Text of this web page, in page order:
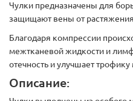
Чулки предназначены для
защищают вены от
Благодаря компрессии
межтканевой жидкости и
отечность и улучшает трофику
Описание: